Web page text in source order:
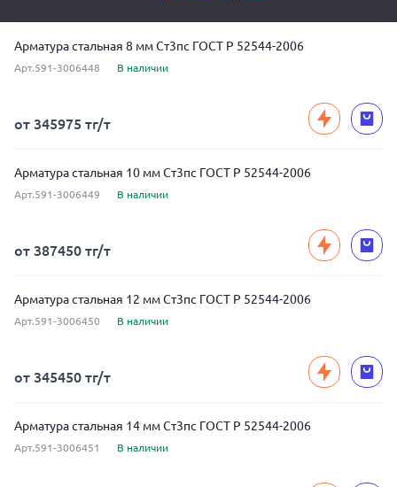
Арматура стальная 8 мм Ст3пс ГОСТ Р 52544-2006
Арт.591-3006448 В наличии
от 345975 тг/т
Арматура стальная 10 мм Ст3пс ГОСТ Р 52544-2006
Арт.591-3006449 В наличии
от 387450 тг/т
Арматура стальная 12 мм Ст3пс ГОСТ Р 52544-2006
Арт.591-3006450 В наличии
от 345450 тг/т
Арматура стальная 14 мм Ст3пс ГОСТ Р 52544-2006
Арт.591-3006451 В наличии